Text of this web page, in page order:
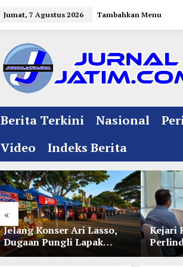
Jumat, 7 Agustus 2026 Tambahkan Menu
Berita Terkini Nasional
Video
Indeks Berita
«
Jelang Konser Ari Lasso,
Dugaan Pungli Lapak
UMKM di Hari Jadi Kediri
Kejari
Lewat